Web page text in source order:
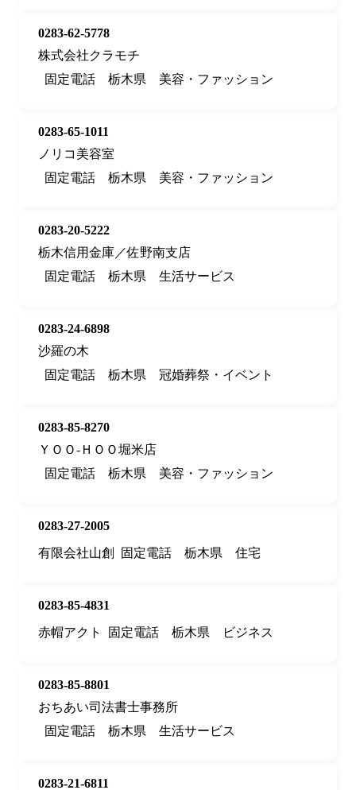
0283-62-5778
株式会社クラモチ
固定電話
栃木県 美容・ファッション
0283-65-1011
ノリコ美容室
固定電話
栃木県 美容・ファッション
0283-20-5222
栃木信用金庫／佐野南支店
固定電話
栃木県 生活サービス
0283-24-6898
沙羅の木
固定電話
栃木県 冠婚葬祭・イベント
0283-85-8270
ＹＯＯ‐ＨＯＯ堀米店
固定電話
栃木県 美容・ファッション
0283-27-2005
有限会社山創
固定電話 栃木県 住宅
0283-85-4831
赤帽アクト
固定電話 栃木県 ビジネス
0283-85-8801
おちあい司法書士事務所
固定電話
栃木県 生活サービス
0283-21-6811